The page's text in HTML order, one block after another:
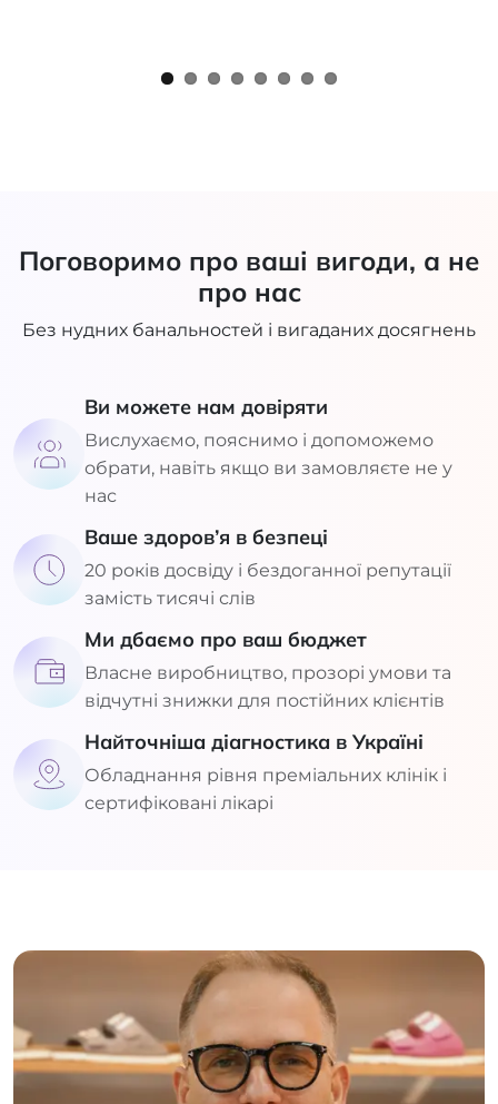
Поговоримо про ваші вигоди, а не
про нас
Без нудних банальностей і вигаданих досягнень
Ви можете нам довіряти
Вислухаємо, пояснимо і допоможемо
обрати, навіть якщо ви замовляєте не у
нас
Ваше здоров’я в безпеці
20 років досвіду і бездоганної репутації
замість тисячі слів
Ми дбаємо про ваш бюджет
Власне виробництво, прозорі умови та
відчутні знижки для постійних клієнтів
Найточніша діагностика в Україні
Обладнання рівня преміальних клінік і
сертифіковані лікарі